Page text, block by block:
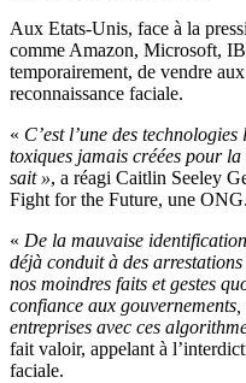
Aux Etats-Unis, face à la
comme Amazon, Microsoft,
temporairement, de vendre
reconnaissance faciale.
« C’est l’une des
toxiques jamais créées pour
sait », a réagi Caitlin Seeley
Fight for the Future, une ONG.
« De la mauvaise
déjà conduit à des
nos moindres faits et gestes
confiance aux
entreprises avec ces
fait valoir, appelant à
faciale.